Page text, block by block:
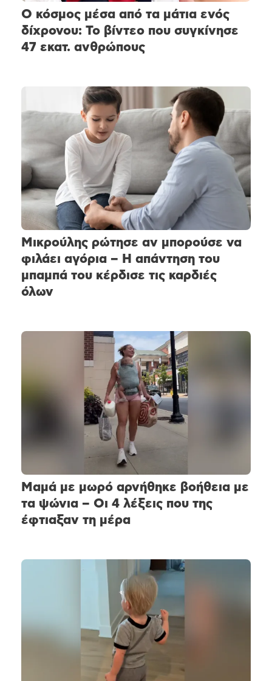
Ο κόσμος μέσα από τα μάτια ενός
δίχρονου: Το βίντεο που συγκίνησε
47 εκατ. ανθρώπους
Μικρούλης ρώτησε αν μπορούσε να
φιλάει αγόρια – Η απάντηση του
μπαμπά του κέρδισε τις καρδιές
όλων
Μαμά με μωρό αρνήθηκε βοήθεια με
τα ψώνια – Οι 4 λέξεις που της
έφτιαξαν τη μέρα